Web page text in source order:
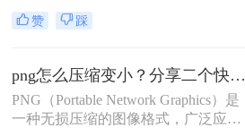
然而，PNG文件通常较大，这不仅影
响了网页的加载速度，还可能导致存
片大小呢？本文将介绍两种高效的
PNG压缩方法，帮助你在不损失画质
的前提下减小文件大小。
赞 踩
png怎么压缩变小？分享二个快捷高效的方法！
PNG（Portable Network Graphics）是
一种无损压缩的图像格式，广泛应用